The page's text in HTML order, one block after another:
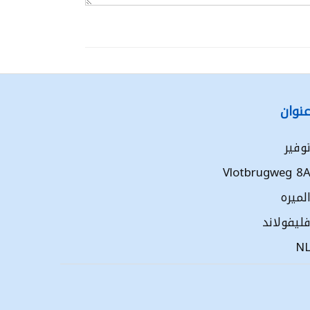
عنوان
توفير
Vlotbrugweg 8A
الميره
فليفولاند
NL